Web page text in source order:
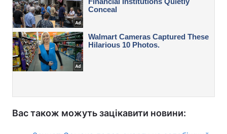
Вас також можуть зацікавити новини: